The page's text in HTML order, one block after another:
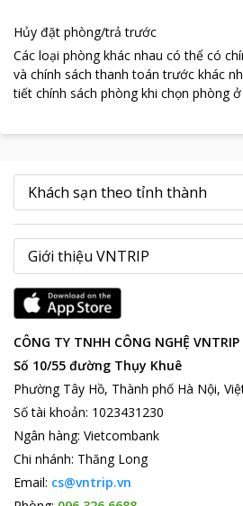
Hủy đặt phòng/trả trước
Các loại phòng khác nhau có thể có
và chính sách thanh toán trước khác
tiết chính sách phòng khi chọn phòng
CÔNG TY TNHH CÔNG NGHỆ VNTRIP
Số 10/55 đường Thụy Khuê
Phường Tây Hồ, Thành phố Hà Nội,
Số tài khoản: 1023431230
Ngân hàng: Vietcombank
Chi nhánh: Thăng Long
Email: cs@vntrip.vn